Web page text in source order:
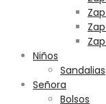
Niños
Sandalias
Señora
Bolsos